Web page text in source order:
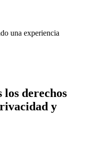
una experiencia
derechos
y